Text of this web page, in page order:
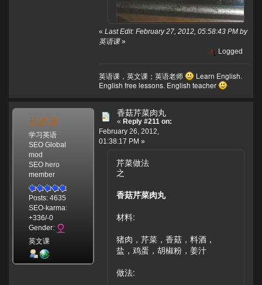
« Last Edit: February 27, 2012, 05:58:43 PM by
英语课»
Logged
英语课，英文课；英语老师
Learn English.
English free lessons. English teacher
英语课
学习英语
SEO Global
mod
SEO hero
member
Posts: 4635
SEO-karma:
+336/-0
Gender:
英文课
香菇芹菜肉丸
« Reply #211 on:
February 26, 2012,
01:38:17 PM »
芹菜做法
之
香菇芹菜肉丸
材料:
猪肉，芹菜，香菇，料酒，
盐，鸡蛋，胡椒粉，姜汁
做法: